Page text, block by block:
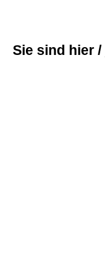
Sie sind hier /